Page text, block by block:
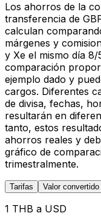
Los ahorros de la
transferencia de
calculan
márgenes y
y Xe el mismo día
comparación
ejemplo dado y
cargos. Diferentes
de divisa, fechas,
resultarán en
tanto, estos
ahorros reales y
gráfico de
trimestralmente.
Tarifas Valor convertido
1 THB a USD